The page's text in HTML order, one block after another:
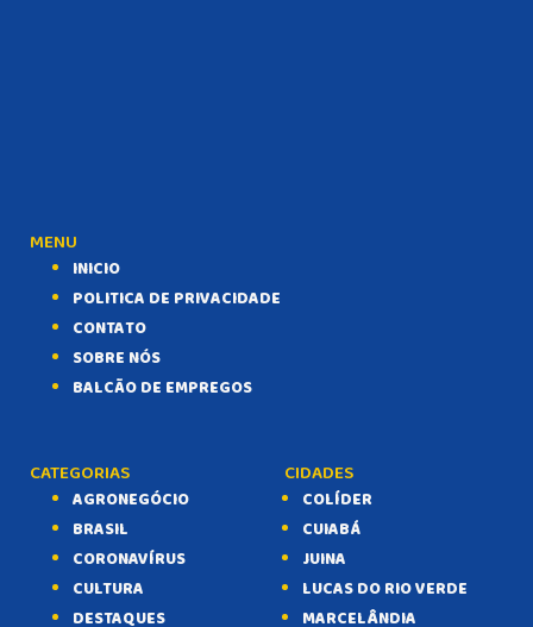
MENU
INICIO
POLITICA DE PRIVACIDADE
CONTATO
SOBRE NÓS
BALCÃO DE EMPREGOS
CATEGORIAS
AGRONEGÓCIO
BRASIL
CORONAVÍRUS
CULTURA
DESTAQUES
CIDADES
COLÍDER
CUIABÁ
JUINA
LUCAS DO RIO VERDE
MARCELÂNDIA